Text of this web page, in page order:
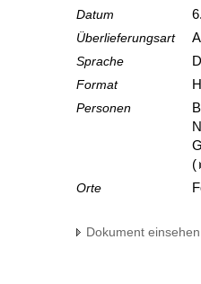
Datum
Überlieferungsart
Sprache
Format
Personen
(
Orte
Dokument einsehen